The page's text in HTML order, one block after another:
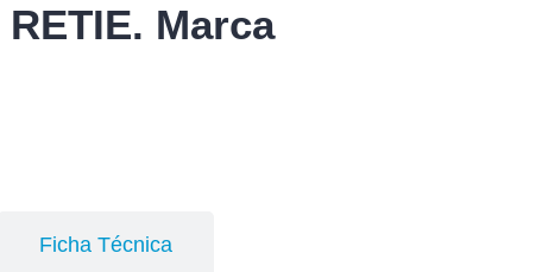
Marca
Ficha Técnica